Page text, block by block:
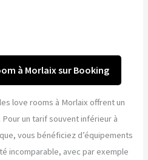
à Morlaix sur Booking
love rooms à Morlaix offrent un
Pour un tarif souvent inférieur à
vous bénéficiez d’équipements
incomparable, avec par exemple